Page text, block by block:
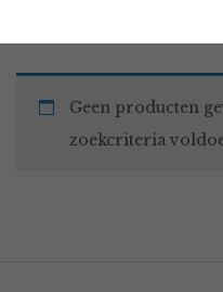
Geen producten
zoekcriteria